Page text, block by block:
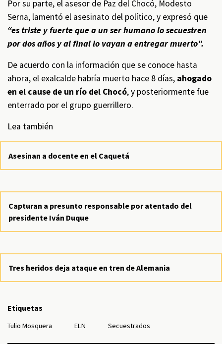
Por su parte, el asesor de Paz del Chocó, Modesto
Serna, lamentó el asesinato del político, y expresó que
“es triste y fuerte que a un ser humano lo secuestren
por dos años y al final lo vayan a entregar muerto".
De acuerdo con la información que se conoce hasta
ahora, el exalcalde habría muerto hace 8 días, ahogado
en el cause de un río del Chocó, y posteriormente fue
enterrado por el grupo guerrillero.
Lea también
Asesinan a docente en el Caquetá
Capturan a presunto responsable por atentado del
presidente Iván Duque
Tres heridos deja ataque en tren de Alemania
Etiquetas
Tulio Mosquera ELN Secuestrados